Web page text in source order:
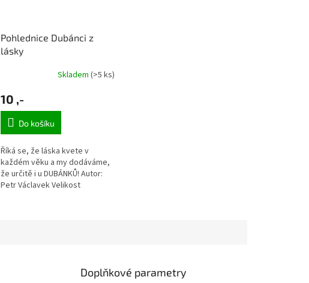
Pohlednice Dubánci z
lásky
Skladem(>5 ks)
10 ,-
Do košíku
Říká se, že láska kvete v
každém věku a my dodáváme,
že určitě i u DUBÁNKŮ! Autor:
Petr Václavek Velikost
Doplňkové parametry